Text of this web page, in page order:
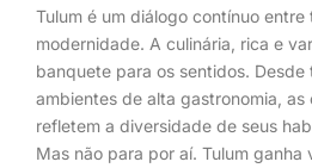
Tulum é um diálogo contínuo entre
modernidade. A culinária, rica e
banquete para os sentidos.
ambientes de alta gastronomia, as
refletem a diversidade de seus
Mas não para por aí. Tulum ganha